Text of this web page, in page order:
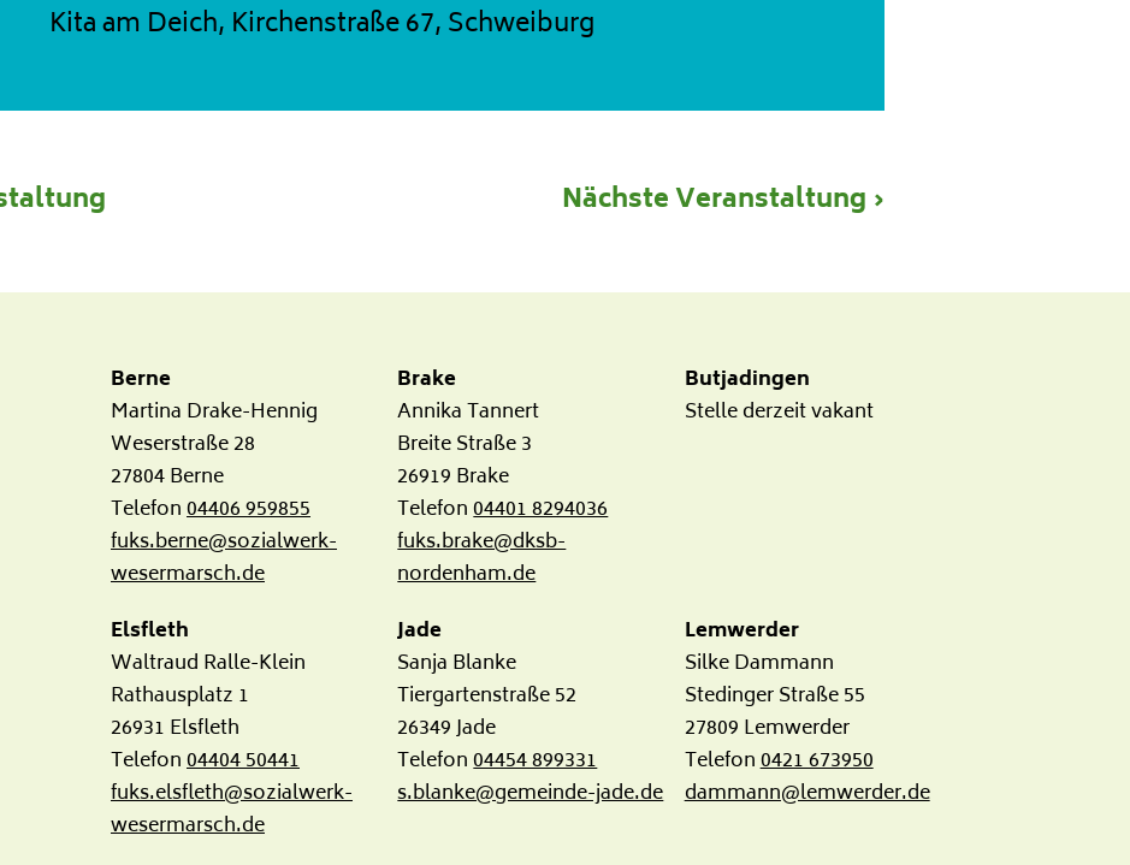
Kita am Deich, Kirchenstraße 67, Schweiburg
Nächste Veranstaltung ›
Wesermarsch
Berne
Martina Drake-Hennig
Weserstraße 28
27804 Berne
Telefon04406 959855
fuks.berne@sozialwerk-
wesermarsch.de
Brake
Annika Tannert
Breite Straße 3
26919 Brake
Telefon04401 8294036
fuks.brake@dksb-
nordenham.de
Butjadingen
Stelle derzeit vakant
Elsfleth
Waltraud Ralle-Klein
Rathausplatz 1
26931 Elsfleth
Telefon04404 50441
fuks.elsfleth@sozialwerk-
wesermarsch.de
Jade
Sanja Blanke
Tiergartenstraße 52
26349 Jade
Telefon04454 899331
s.blanke@gemeinde-jade.de
Lemwerder
Silke Dammann
Stedinger Straße 55
27809 Lemwerder
Telefon0421 673950
dammann@lemwerder.de